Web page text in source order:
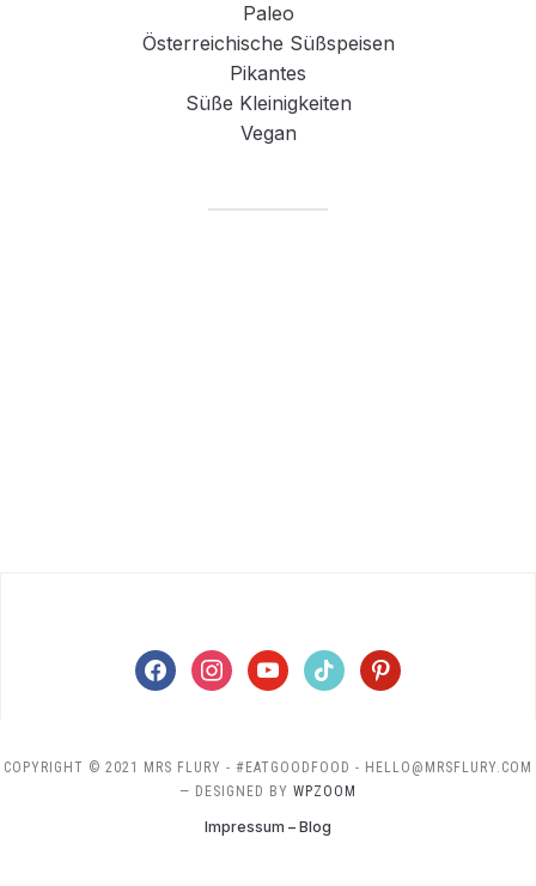
Paleo
Österreichische Süßspeisen
Pikantes
Süße Kleinigkeiten
Vegan
facebookinstagramyoutubetiktok pinterest
COPYRIGHT © 2021 MRS FLURY - #EATGOODFOOD - HELLO@MRSFLURY.COM
— DESIGNED BY WPZOOM
Impressum – Blog